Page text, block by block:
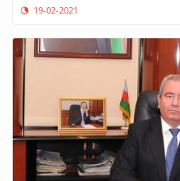
19-02-2021